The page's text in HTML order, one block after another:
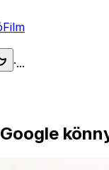
Film
·...